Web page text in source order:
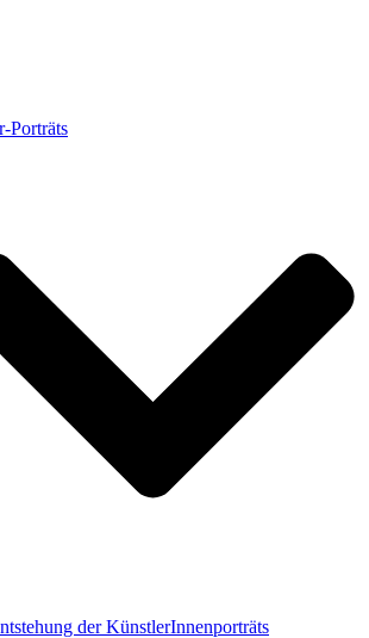
Porträts
der KünstlerInnenporträts